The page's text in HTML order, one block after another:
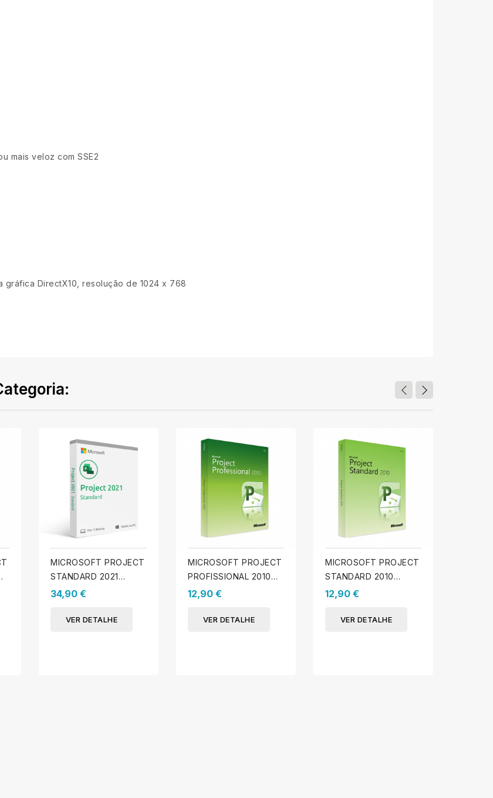
mais veloz com SSE2
DirectX10, resolução de 1024 x 768
MICROSOFT PROJECT
STANDARD 2021
(WINDOWS)
34,90 €
VER DETALHE
MICROSOFT PROJECT
PROFISSIONAL 2010
(WINDOWS)
12,90 €
VER DETALHE
MICROSOFT PROJECT
STANDARD 2010
(WINDOWS)
12,90 €
VER DETALHE